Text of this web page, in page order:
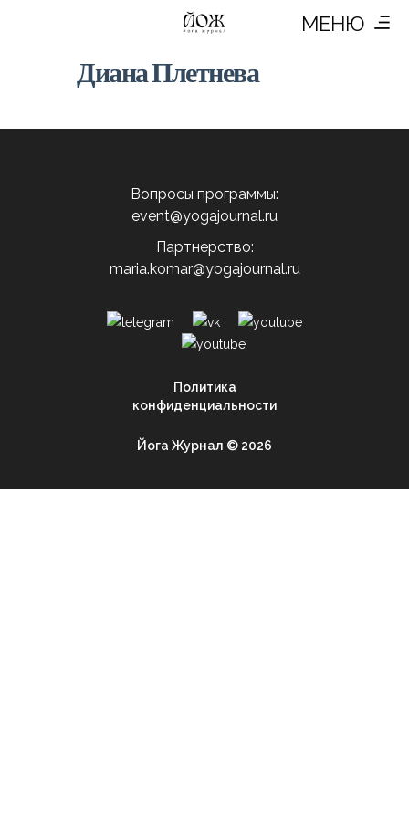
МЕНЮ
Диана Плетнева
Вопросы программы:
event@yogajournal.ru
Партнерство:
maria.komar@yogajournal.ru
Политика
конфиденциальности
Йога Журнал © 2026